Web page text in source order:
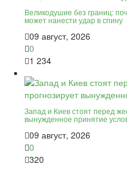
Великодушие без границ:
может нанести удар в спину
09 август, 2026
0
1 234
Запад и Киев стоят перед
вынужденное принятие
09 август, 2026
0
320